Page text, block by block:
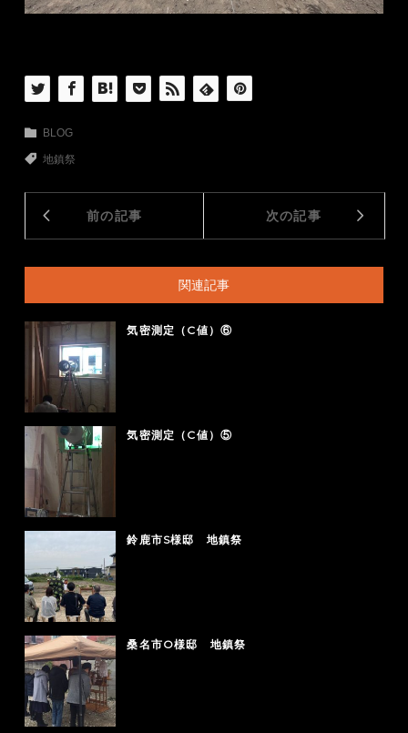
BLOG
地鎮祭
前の記事 次の記事
関連記事
気密測定（C値）⑥
気密測定（C値）⑤
鈴鹿市S様邸 地鎮祭
桑名市O様邸 地鎮祭